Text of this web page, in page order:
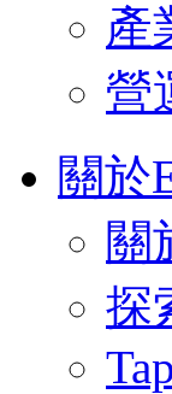
產
營
關於
關
探